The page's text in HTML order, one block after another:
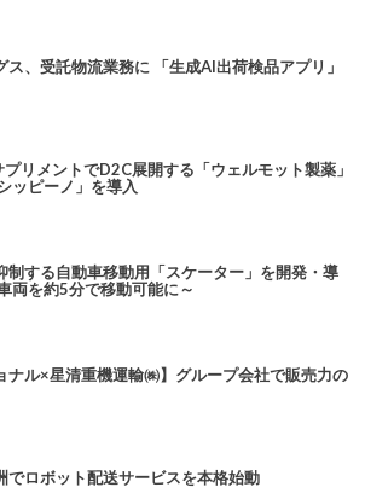
、受託物流業務に 「生成AI出荷検品アプリ」
リメントでD2C展開する「ウェルモット製薬」
ッピーノ」を導入
制する自動車移動用「スケーター」を開発・導
両を約5分で移動可能に～
ナル×星清重機運輸㈱】グループ会社で販売力の
でロボット配送サービスを本格始動